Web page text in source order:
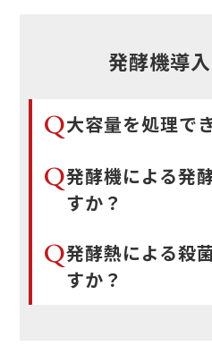
発酵機導
Q大容量を処理で
Q発酵機による発
すか？
Q発酵熱による殺
すか？